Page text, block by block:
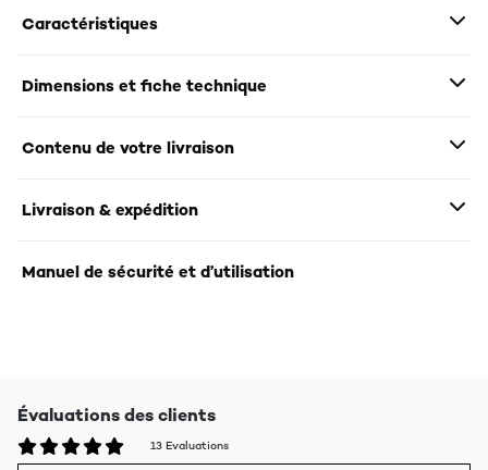
Caractéristiques
Dimensions et fiche technique
Contenu de votre livraison
Livraison & expédition
Manuel de sécurité et d’utilisation
Évaluations des clients
13 Evaluations